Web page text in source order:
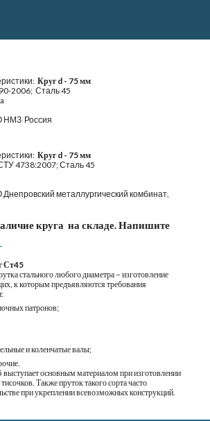
Круг d - 75 мм
2006;  Сталь 45
НМЗ  Россия
Круг d - 75 мм
4738:2007; Сталь 45
металлургический комбинат,
круга  на складе. Напишите
Ст45
стального любого диаметра – изготовление
к которым предъявляются требования
патронов;
и коленчатые валы;
основным материалом при изготовлении
Также пруток такого сорта часто
при укреплении всевозможных конструкций.